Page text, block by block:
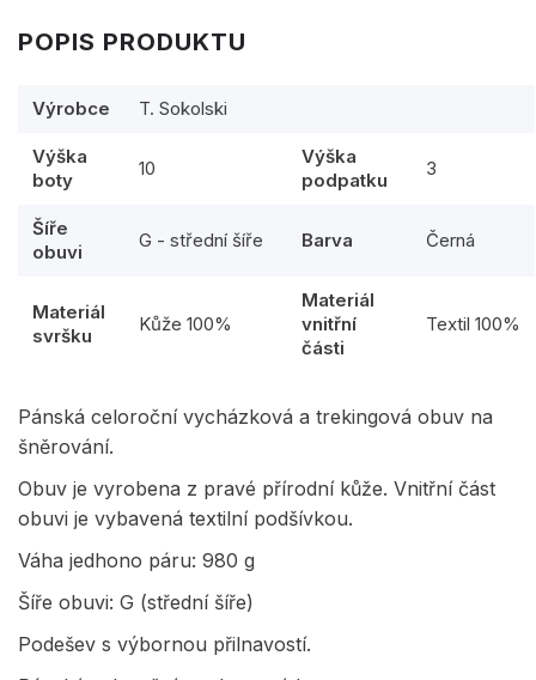
POPIS PRODUKTU
Výrobce T. Sokolski
Výška
boty
10
Výška
podpatku
3
Šíře
obuvi
G - střední šíře Barva Černá
Materiál
svršku
Kůže 100%
Materiál
vnitřní
části
Textil 100%
Pánská celoroční vycházková a trekingová obuv na
šněrování.
Obuv je vyrobena z pravé přírodní kůže. Vnitřní část
obuvi je vybavená textilní podšívkou.
Váha jedhono páru: 980 g
Šíře obuvi: G (střední šíře)
Podešev s výbornou přilnavostí.